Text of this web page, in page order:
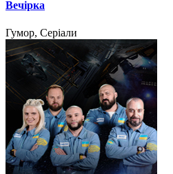
Вечірка
Гумор, Серіали